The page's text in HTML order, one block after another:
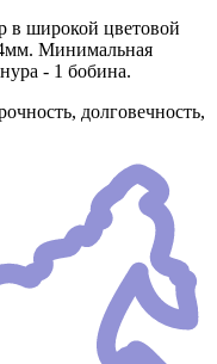
широкой цветовой
Минимальная
- 1 бобина.
долговечность,